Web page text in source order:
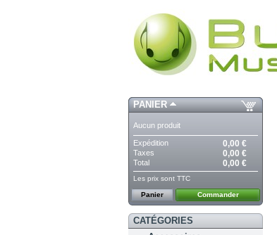
PANIER
Aucun produit
Expédition 0,00 €
Taxes 0,00 €
Total 0,00 €
Les prix sont TTC
Panier Commander
CATÉGORIES